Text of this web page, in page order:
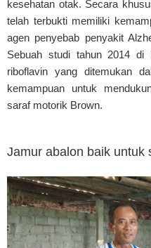
kesehatan otak. Secara
telah terbukti memiliki
agen penyebab penyakit
Sebuah studi tahun 2014 di
riboflavin yang ditemukan
kemampuan untuk
saraf motorik Brown.
Jamur abalon baik untuk